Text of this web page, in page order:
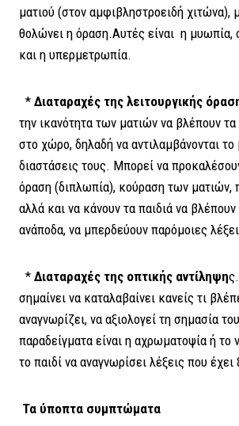
ματιού (στον αμφιβληστροειδή χιτώνα),
θολώνει η όραση.Αυτές είναι η μυωπία,
και η υπερμετρωπία.
* Διαταραχές της λειτουργικής
την ικανότητα των ματιών να βλέπουν
στο χώρο, δηλαδή να αντιλαμβάνονται το
διαστάσεις τους. Μπορεί να
όραση (διπλωπία), κούραση των ματιών,
αλλά και να κάνουν τα παιδιά να
ανάποδα, να μπερδεύουν παρόμοιες
* Διαταραχές της οπτικής αντίληψη
σημαίνει να καταλαβαίνει κανείς τι
αναγνωρίζει, να αξιολογεί τη σημασία
παραδείγματα είναι η αχρωματοψία ή το
το παιδί να αναγνωρίσει λέξεις που έχει
Τα ύποπτα συμπτώματα